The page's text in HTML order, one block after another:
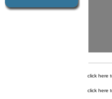
click here
click here